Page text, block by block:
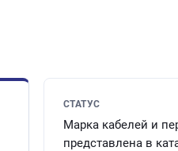
СТАТУС
Марка кабелей и
представлена в